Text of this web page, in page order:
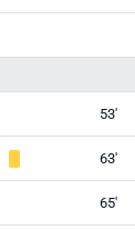
53'
63'
65'